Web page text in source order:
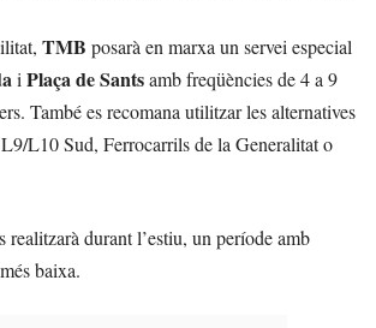
TMB posarà en marxa un servei especial
i Plaça de Santsamb freqüències de 4 a 9
També es recomana utilitzar les alternatives
L10 Sud, Ferrocarrils de la Generalitat o
realitzarà durant l’estiu, un període amb
baixa.